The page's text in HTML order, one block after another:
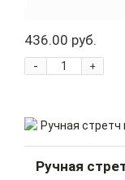
436.00 руб.
+
-
Ручная